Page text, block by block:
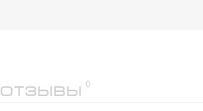
Отзывы
0